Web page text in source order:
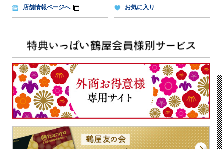
店舗情報ページへ お気に入り